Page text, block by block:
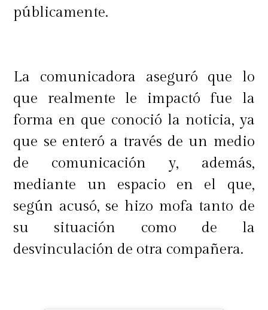
públicamente.
La comunicadora aseguró que lo
que realmente le impactó fue la
forma en que conoció la noticia, ya
que se enteró a través de un medio
de comunicación y, además,
mediante un espacio en el que,
según acusó, se hizo mofa tanto de
su situación como de la
desvinculación de otra compañera.